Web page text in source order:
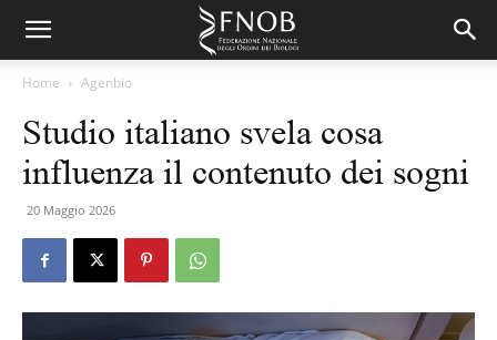
Home Agenbio
Studio italiano svela cosa
influenza il contenuto dei sogni
20 Maggio 2026